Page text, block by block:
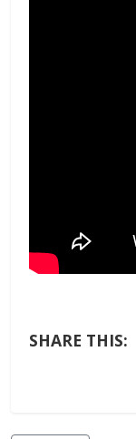
SHARE THIS: